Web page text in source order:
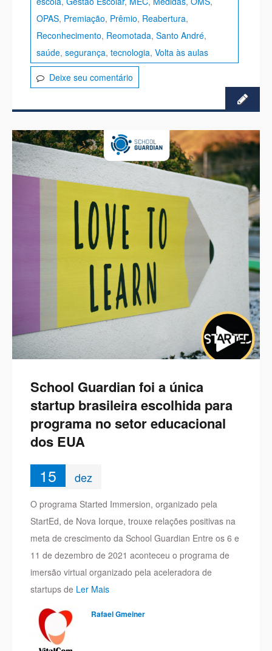
OPAS, Premiação, Prêmio, Reabertura,
Reconhecimento, Reomotada,Santo André,
saúde,segurança,tecnologia,Volta às aulas
Deixe seu comentário
School Guardian foi a única
startup brasileira escolhida para
programa no setor educacional
dos EUA
15 dez
O programa Started Immersion, organizado pela
StartEd, de Nova Iorque, trouxe relações positivas na
meta de crescimento da School Guardian Entre os 6 e
11 de dezembro de 2021 aconteceu o programa de
imersão virtual organizado pela aceleradora de
startups de Ler Mais
Rafael Gmeiner